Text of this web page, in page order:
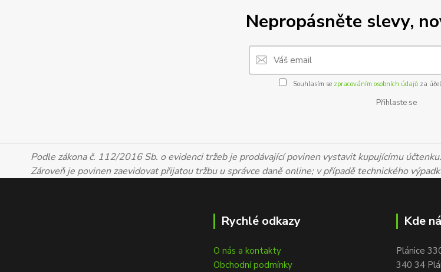
Nepropásněte slevy,
Souhlasím se zpracováním osobních údajůza
Přihlaste se
Podle zákona č. 112/2016 Sb. o evidenci tržeb je prodávající povinen vystavit kupujícímu účtenku.
Zároveň je povinen zaevidovat přijatou tržbu u správce daně online; v případě technického
Rychlé odkazy
O nás a kontakty
Obchodní podmínky
Kde
Plánice
340 34